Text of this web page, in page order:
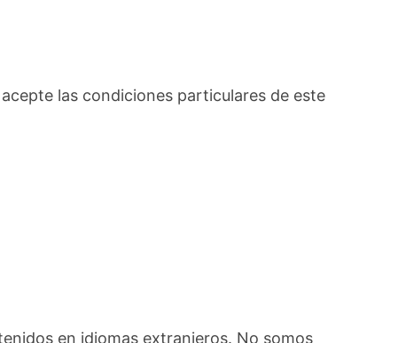
las condiciones particulares de este
en idiomas extranjeros. No somos